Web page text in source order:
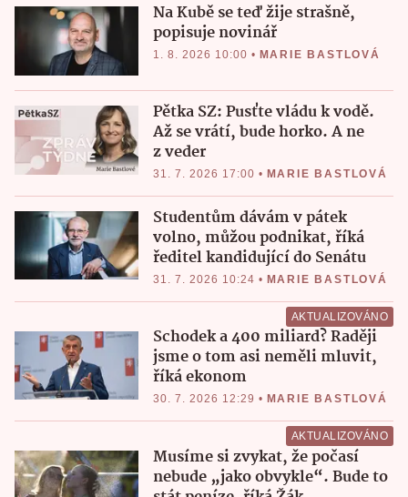
Na Kubě se teď žije strašně,
popisuje novinář
1. 8. 2026 10:00 • MARIE BASTLOVÁ
Pětka SZ: Pusťte vládu k vodě.
Až se vrátí, bude horko. A ne
z veder
31. 7. 2026 17:00 • MARIE BASTLOVÁ
Studentům dávám v pátek
volno, můžou podnikat, říká
ředitel kandidující do Senátu
31. 7. 2026 10:24 • MARIE BASTLOVÁ
AKTUALIZOVÁNO
Schodek a 400 miliard? Raději
jsme o tom asi neměli mluvit,
říká ekonom
30. 7. 2026 12:29 • MARIE BASTLOVÁ
AKTUALIZOVÁNO
Musíme si zvykat, že počasí
nebude „jako obvykle“. Bude to